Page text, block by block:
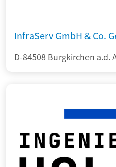
InfraServ GmbH & Co.
D-84508 Burgkirchen a.d.